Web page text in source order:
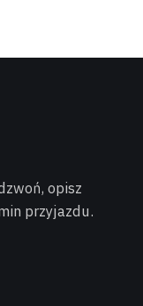
opisz
przyjazdu.